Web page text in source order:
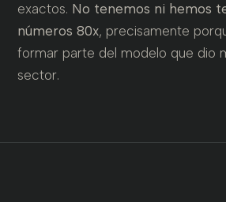
exactos. No tenemos ni hemos
números 80x, precisamente
formar parte del modelo que dio
sector.